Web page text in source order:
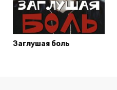
Заглушая боль